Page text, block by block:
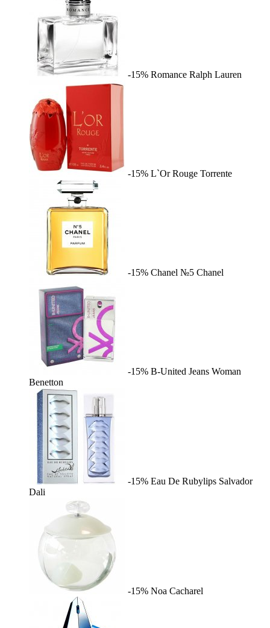
-15% Romance Ralph Lauren
-15% L`Or Rouge Torrente
-15% Chanel №5 Chanel
-15% B-United Jeans Woman
Benetton
-15% Eau De Rubylips Salvador
Dali
-15% Noa Cacharel